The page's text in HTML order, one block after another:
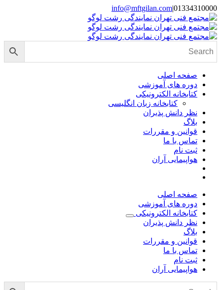
Skip
to
content
01334310000
|
info@mftgilan.com
Instagram
LinkedIn
صفحه اصلی
دوره های آموزشی
کتابخانه الکترونیکی
کتابخانه زبان انگلیسی
نظر دانش پذیران
بلاگ
قوانین و مقررات
تماس با ما
ثبت نام
هواپیمایی آران
صفحه اصلی
دوره های آموزشی
کتابخانه الکترونیکی
نظر دانش پذیران
بلاگ
قوانین و مقررات
تماس با ما
ثبت نام
هواپیمایی آران